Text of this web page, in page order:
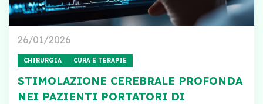
26/01/2026
CHIRURGIA CURA E TERAPIE
STIMOLAZIONE CEREBRALE PROFONDA
NEI PAZIENTI PORTATORI DI